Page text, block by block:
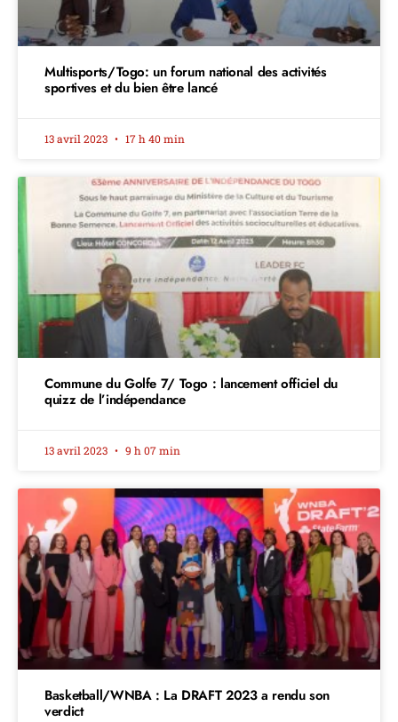
Multisports/Togo: un forum national des activités
sportives et du bien être lancé
13 avril 2023 17 h 40 min
Commune du Golfe 7/ Togo : lancement officiel du
quizz de l’indépendance
13 avril 2023 9 h 07 min
Basketball/WNBA : La DRAFT 2023 a rendu son
verdict